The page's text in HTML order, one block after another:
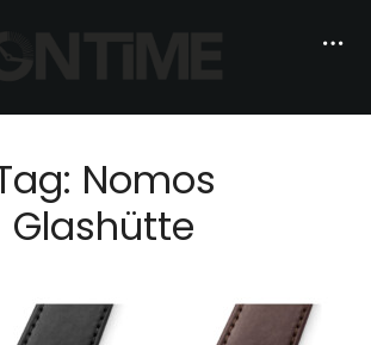
Nomos
Glashütte